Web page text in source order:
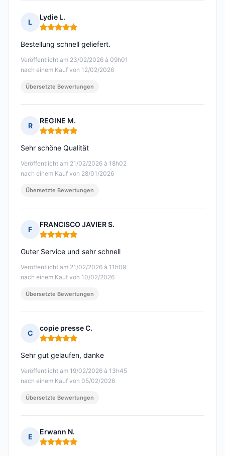
L
Lydie L.
Hinweis: 5 von 5
Veröffentlicht am 23/02/2026 à 09h01
nach einem Kauf von 12/02/2026
Bestellung schnell geliefert.
Übersetzte Bewertungen
R
REGINE M.
Hinweis: 5 von 5
Veröffentlicht am 21/02/2026 à 18h02
nach einem Kauf von 28/01/2026
Sehr schöne Qualität
Übersetzte Bewertungen
F
FRANCISCO JAVIER S.
Hinweis: 5 von 5
Veröffentlicht am 21/02/2026 à 11h09
nach einem Kauf von 10/02/2026
Guter Service und sehr schnell
Übersetzte Bewertungen
C
copie presse C.
Hinweis: 5 von 5
Veröffentlicht am 19/02/2026 à 13h45
nach einem Kauf von 05/02/2026
Sehr gut gelaufen, danke
Übersetzte Bewertungen
E
Erwann N.
Hinweis: 5 von 5